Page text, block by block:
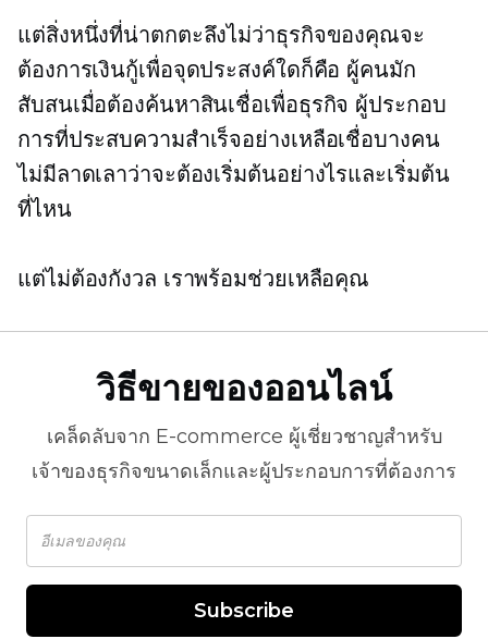
แต่สิ่งหนึ่งที่น่าตกตะลึงไม่ว่าธุรกิจของคุณจะ
ต้องการเงินกู้เพื่อจุดประสงค์ใดก็คือ ผู้คนมัก
สับสนเมื่อต้องค้นหาสินเชื่อเพื่อธุรกิจ ผู้ประกอบ
การที่ประสบความสำเร็จอย่างเหลือเชื่อบางคน
ไม่มีลาดเลาว่าจะต้องเริ่มต้นอย่างไรและเริ่มต้น
ที่ไหน
แต่ไม่ต้องกังวล เราพร้อมช่วยเหลือคุณ
วิธีขายของออนไลน์
เคล็ดลับจาก E-commerce ผู้เชี่ยวชาญสำหรับ
เจ้าของธุรกิจขนาดเล็กและผู้ประกอบการที่ต้องการ
Subscribe